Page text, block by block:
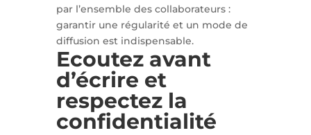
par l’ensemble des collaborateurs :
garantir une régularité et un mode de
diffusion est indispensable.
Ecoutez avant
d’écrire et
respectez la
confidentialité